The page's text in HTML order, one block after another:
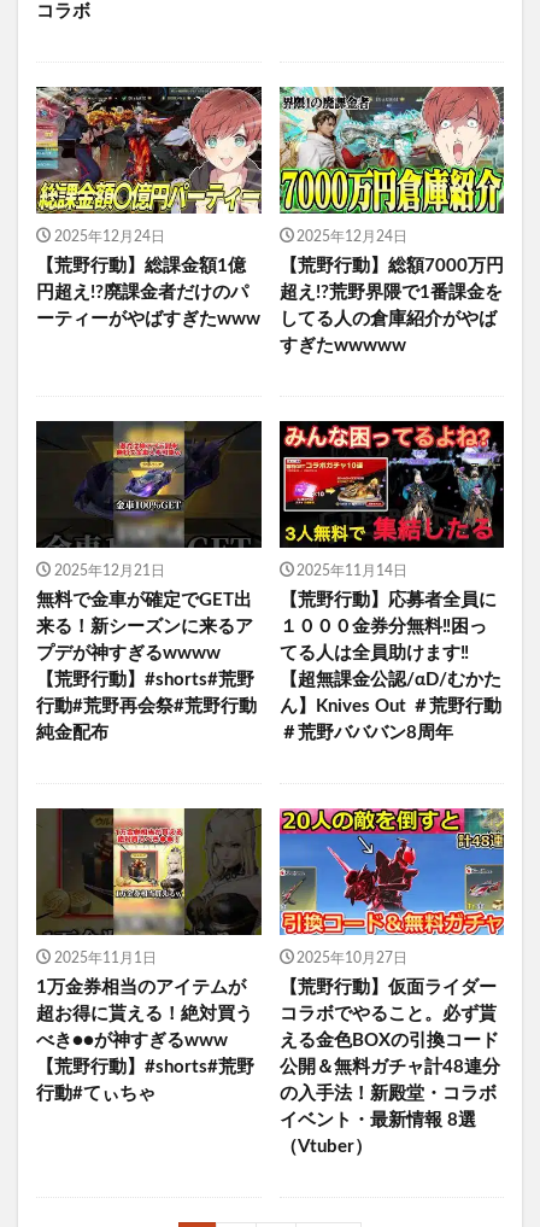
コラボ
2025年12月24日
【荒野行動】総課金額1億
円超え!?廃課金者だけのパ
ーティーがやばすぎたwww
2025年12月24日
【荒野行動】総額7000万円
超え!?荒野界隈で1番課金を
してる人の倉庫紹介がやば
すぎたwwwww
2025年12月21日
無料で金車が確定でGET出
来る！新シーズンに来るア
プデが神すぎるwwww
【荒野行動】#shorts#荒野
行動#荒野再会祭#荒野行動
純金配布
2025年11月14日
【荒野行動】応募者全員に
１０００金券分無料‼️困っ
てる人は全員助けます‼️
【超無課金公認/αD/むかた
ん】Knives Out ＃荒野行動
＃荒野バババン8周年
2025年11月1日
1万金券相当のアイテムが
超お得に貰える！絶対買う
べき●●が神すぎるwww
【荒野行動】#shorts#荒野
行動#てぃちゃ
2025年10月27日
【荒野行動】仮面ライダー
コラボでやること。必ず貰
える金色BOXの引換コード
公開＆無料ガチャ計48連分
の入手法！新殿堂・コラボ
イベント・最新情報 8選
（Vtuber）